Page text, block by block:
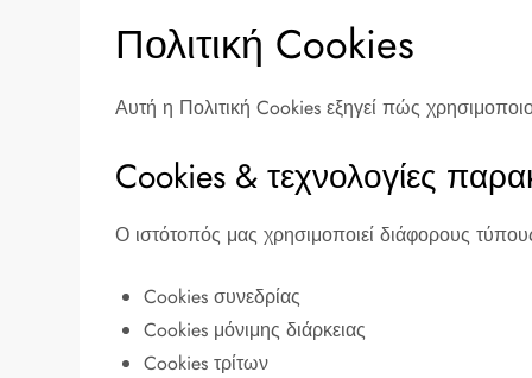
Πολιτική Cookies
Αυτή η Πολιτική Cookies εξηγεί πώς
Cookies & τεχνολογίες
Ο ιστότοπός μας χρησιμοποιεί διάφορους
Cookies συνεδρίας
Cookies μόνιμης διάρκειας
Cookies τρίτων